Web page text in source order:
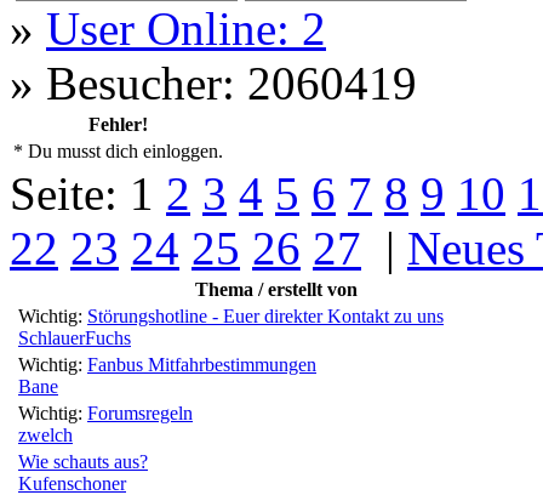
» User Online: 2
» Besucher: 2060419
Fehler!
* Du musst dich einloggen.
Seite: 1 2 3 4 5 6 7 8 9 10
22 23 24 25 26 27 | Neues
Thema / erstellt von
Wichtig: Störungshotline - Euer direkter Kontakt zu uns
SchlauerFuchs
Wichtig: Fanbus Mitfahrbestimmungen
Bane
Wichtig: Forumsregeln
zwelch
Wie schauts aus?
Kufenschoner